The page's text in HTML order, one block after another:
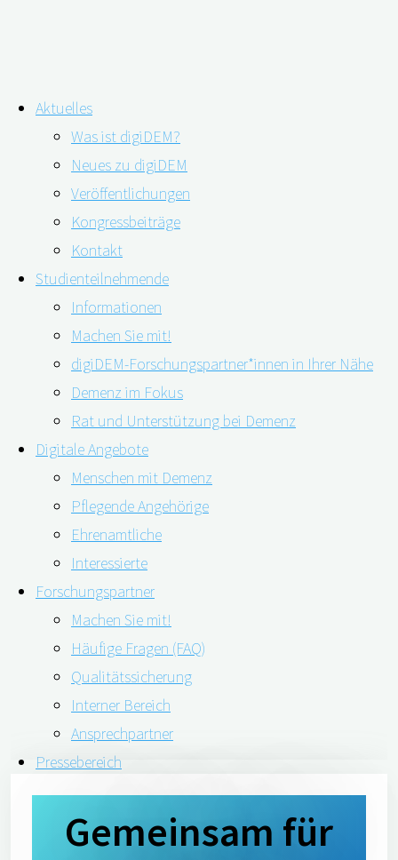
Inhalt
springen
Aktuelles
Was ist digiDEM?
Neues zu digiDEM
Veröffentlichungen
Kongressbeiträge
Kontakt
Studienteilnehmende
Informationen
Machen Sie mit!
digiDEM-Forschungspartner*innen in Ihrer Nähe
Demenz im Fokus
Rat und Unterstützung bei Demenz
Digitale Angebote
Menschen mit Demenz
Pflegende Angehörige
Ehrenamtliche
Interessierte
Forschungspartner
Machen Sie mit!
Häufige Fragen (FAQ)
Qualitätssicherung
Interner Bereich
Ansprechpartner
Pressebereich
Pressemitteilungen
Über digiDEM Bayern
Bildmaterial & Logos
Das digitale Demenzregister Bayern erforscht und verbessert
die Angebotsstuktur für Menschen mit Demenz und deren
Angehörige
digiDEM Bayern
Gemeinsam für